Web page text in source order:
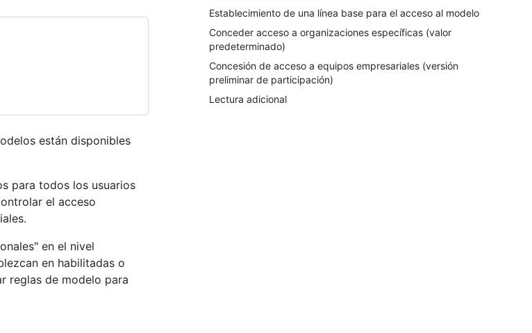
Establecimiento de una línea base para el acceso al modelo
Conceder acceso a organizaciones específicas (valor
predeterminado)
Concesión de acceso a equipos empresariales (versión
preliminar de participación)
Lectura adicional
están disponibles
para todos los usuarios
el acceso
en el nivel
en habilitadas o
reglas de modelo para